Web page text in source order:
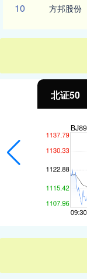
10 方邦股份
北证50